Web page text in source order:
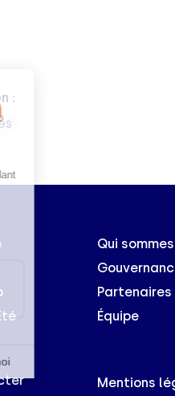
:
Qui
Partenaires
Équipe
Mentions
pendant
lien
moi
vos Options